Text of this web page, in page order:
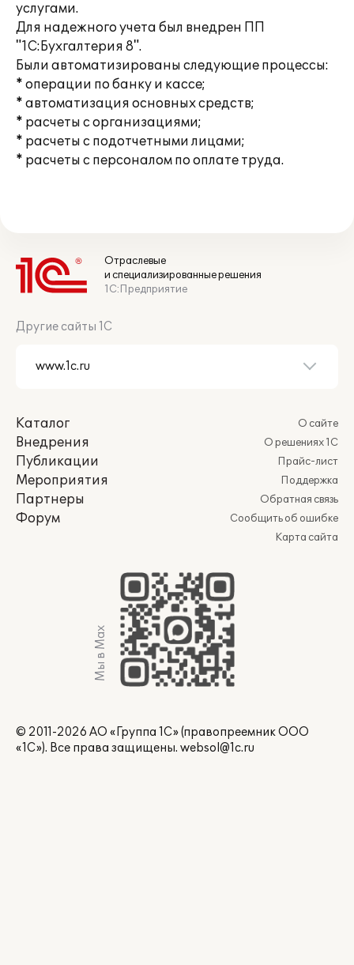
услугами.
Для надежного учета был внедрен ПП
"1С:Бухгалтерия 8".
Были автоматизированы следующие процессы:
* операции по банку и кассе;
* автоматизация основных средств;
* расчеты с организациями;
* расчеты с подотчетными лицами;
* расчеты с персоналом по оплате труда.
Отраслевые
и специализированные решения
1С:Предприятие
Другие сайты 1С
Каталог
Внедрения
Публикации
Мероприятия
Партнеры
Форум
О сайте
О решениях 1С
Прайс-лист
Поддержка
Обратная связь
Сообщить об ошибке
Карта сайта
Мы в Max
© 2011-2026 АО «Группа 1С» (правопреемник ООО
«1С»). Все права защищены. websol@1c.ru